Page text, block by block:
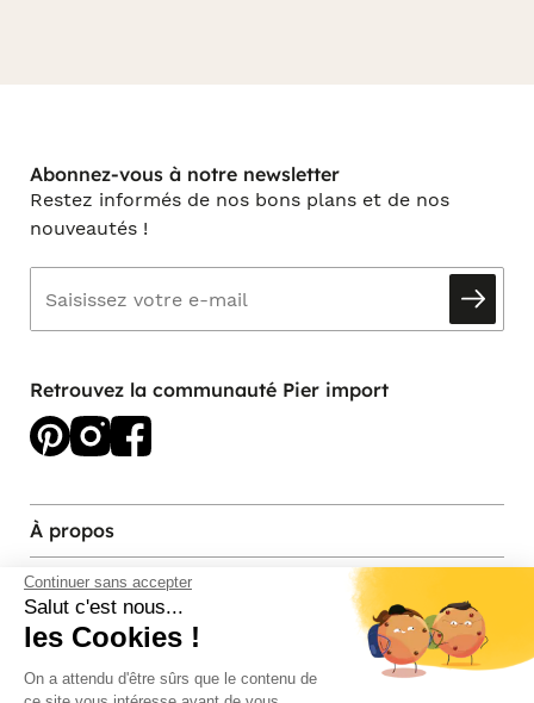
Continuer sans accepter
Salut c'est nous...
les Cookies !
On a attendu d'être sûrs que le contenu de
Abonnez-vous à notre newsletter
Restez informés de nos bons plans et de nos
nouveautés !
Retrouvez la communauté Pier import
À propos
Services et contact
Magasins et Showrooms